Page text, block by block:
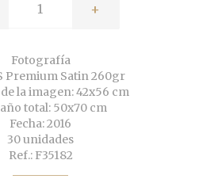
+
Fotografía
Premium Satin 260gr
la imagen: 42x56 cm
total: 50x70 cm
Fecha: 2016
30 unidades
Ref.: F35182